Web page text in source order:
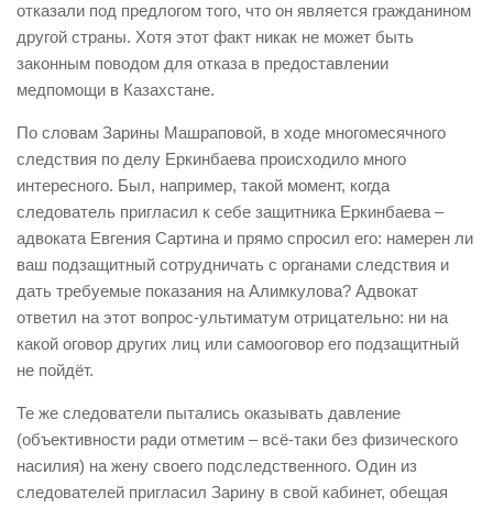
отказали под предлогом того, что он является гражданином
другой страны. Хотя этот факт никак не может быть
законным поводом для отказа в предоставлении
медпомощи в Казахстане.
По словам Зарины Машраповой, в ходе многомесячного
следствия по делу Еркинбаева происходило много
интересного. Был, например, такой момент, когда
следователь пригласил к себе защитника Еркинбаева –
адвоката Евгения Сартина и прямо спросил его: намерен ли
ваш подзащитный сотрудничать с органами следствия и
дать требуемые показания на Алимкулова? Адвокат
ответил на этот вопрос-ультиматум отрицательно: ни на
какой оговор других лиц или самооговор его подзащитный
не пойдёт.
Те же следователи пытались оказывать давление
(объективности ради отметим – всё-таки без физического
насилия) на жену своего подследственного. Один из
следователей пригласил Зарину в свой кабинет, обещая